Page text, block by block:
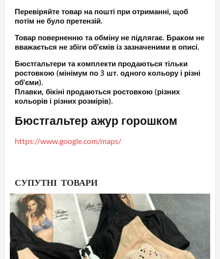
Перевіряйте товар на пошті при отриманні, щоб
потім не було претензій.
Товар поверненню та обміну не підлягає. Браком не
вважається не збіги об’ємів із зазначеними в описі.
Бюстгальтери та комплекти продаються тільки
ростовкою (мінімум по 3 шт. одного кольору і різні
об’єми).
Плавки, бікіні продаються ростовкою (різних
кольорів і різних розмірів).
Бюстгальтер ажур горошком
https://www.google.com/maps/
СУПУТНІ ТОВАРИ